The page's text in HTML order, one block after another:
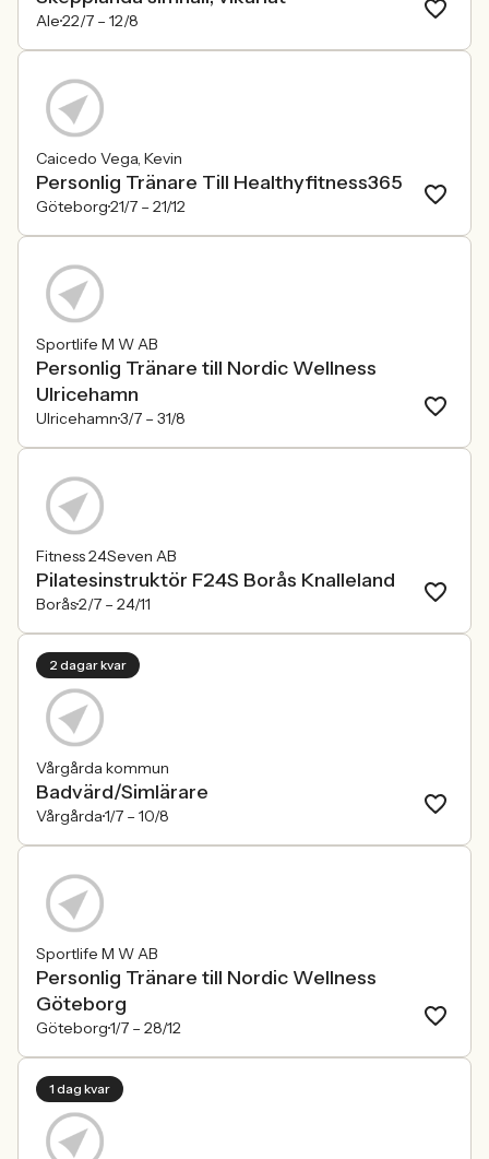
Ale22/7 – 12/8
Caicedo Vega, Kevin
Personlig Tränare Till Healthyfitness365
Göteborg21/7 – 21/12
Sportlife M W AB
Personlig Tränare till Nordic Wellness
Ulricehamn
Ulricehamn3/7 – 31/8
Fitness 24Seven AB
Pilatesinstruktör F24S Borås Knalleland
Borås2/7 – 24/11
2 dagar kvar
Vårgårda kommun
Badvärd/Simlärare
Vårgårda1/7 – 10/8
Sportlife M W AB
Personlig Tränare till Nordic Wellness
Göteborg
Göteborg1/7 – 28/12
1 dag kvar